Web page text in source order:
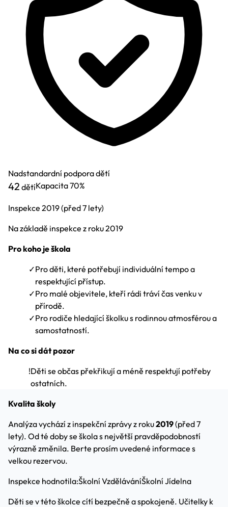
Nadstandardní podpora dětí
42 dětíKapacita70%
Inspekce 2019(před 7 lety)
Na základě inspekce z roku 2019
Pro koho je škola
✓Pro děti, které potřebují individuální tempo a
respektující přístup.
✓Pro malé objevitele, kteří rádi tráví čas venku v
přírodě.
✓Pro rodiče hledající školku s rodinnou atmosférou a
samostatností.
Na co si dát pozor
!Děti se občas překřikují a méně respektují potřeby
ostatních.
Kvalita školy
Analýza vychází z inspekční zprávy z roku2019(před 7
lety). Od té doby se škola s největší pravděpodobností
výrazně změnila. Berte prosím uvedené informace s
velkou rezervou.
Inspekce hodnotila:Školní VzděláváníŠkolní Jídelna
Děti se v této školce cítí bezpečně a spokojeně. Učitelky k